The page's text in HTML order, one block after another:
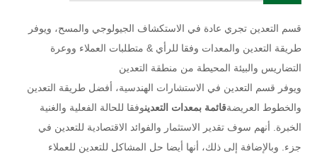
قسم التعدين تجري عادة في الاستكشاف الجيولوجي والمسح، ويوفر
طريقة التعدين والمعدات وفقا للرأي & متطلبات العملاء ووعرة
التضاريس والبيئة المحيطة من منطقة التعدين
ويوفر قسم التعدين في الاستشارات الهندسية، أفضل طريقة التعدين
والخطوط العريضةقائمة بمعدات التعدينوفقا للحالة الفعلية والغنية
الخبرة. أنهم سوف تقدير الاستثمار والفوائد الاقتصادية للتعدين في
جزء. وبالإضافة إلى ذلك، أنها أيضا حل المشاكل للتعدين للعملاء